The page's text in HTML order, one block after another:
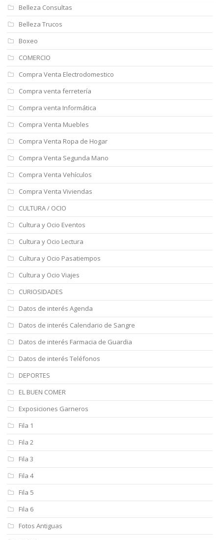
Belleza Consultas
Belleza Trucos
Boxeo
COMERCIO
Compra Venta Electrodomestico
Compra venta ferretería
Compra venta Informática
Compra Venta Muebles
Compra Venta Ropa de Hogar
Compra Venta Segunda Mano
Compra Venta Vehículos
Compra Venta Viviendas
CULTURA / OCIO
Cultura y Ocio Eventos
Cultura y Ocio Lectura
Cultura y Ocio Pasatiempos
Cultura y Ocio Viajes
CURIOSIDADES
Datos de interés Agenda
Datos de interés Calendario de Sangre
Datos de interés Farmacia de Guardia
Datos de interés Teléfonos
DEPORTES
EL BUEN COMER
Exposiciones Garneros
Fila 1
Fila 2
Fila 3
Fila 4
Fila 5
Fila 6
Fotos Antiguas